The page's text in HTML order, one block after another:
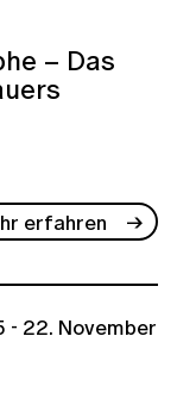
– Das
erfahren
- 22. November